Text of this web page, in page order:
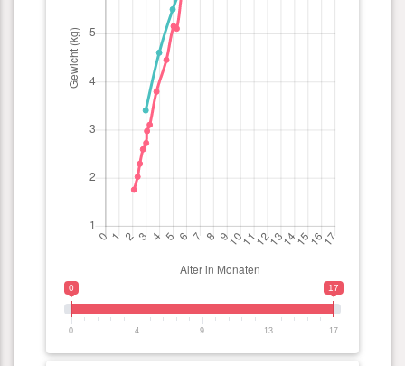
0 17
0 4 9 13 17